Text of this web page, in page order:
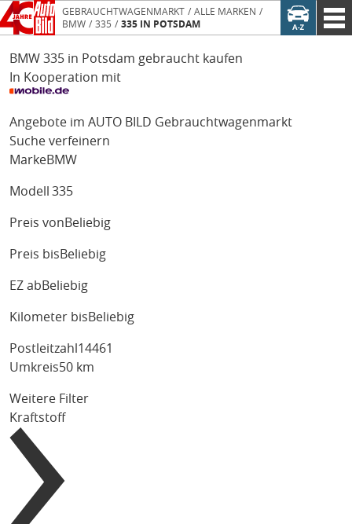
GEBRAUCHTWAGENMARKT
ALLE MARKEN
BMW
335 335 IN POTSDAM
BMW 335 in Potsdam gebraucht kaufen
In Kooperation mit
Angebote im AUTO BILD Gebrauchtwagenmarkt
Suche verfeinern
MarkeBMW
Modell 335
Preis von Beliebig
Preis bis Beliebig
EZ ab Beliebig
Kilometer bis Beliebig
Postleitzahl
Umkreis50 km
Weitere Filter
Kraftstoff